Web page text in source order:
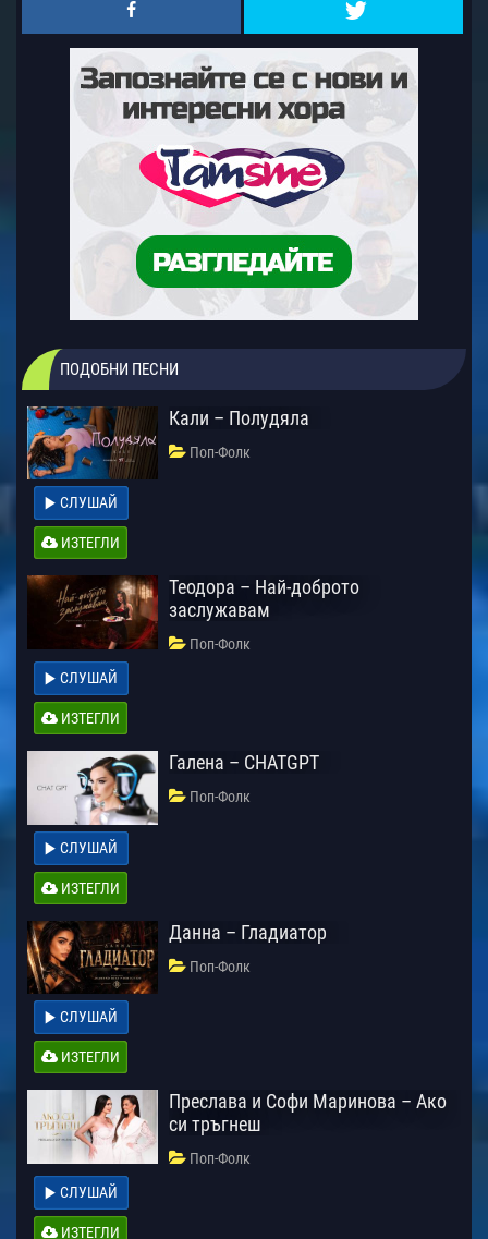
ПОДОБНИ ПЕСНИ
Кали – Полудяла
Поп-Фолк
СЛУШАЙ
ИЗТЕГЛИ
Теодора – Най-доброто
заслужавам
Поп-Фолк
СЛУШАЙ
ИЗТЕГЛИ
Галена – CHATGPT
Поп-Фолк
СЛУШАЙ
ИЗТЕГЛИ
Данна – Гладиатор
Поп-Фолк
СЛУШАЙ
ИЗТЕГЛИ
Преслава и Софи Маринова – Ако
си тръгнеш
Поп-Фолк
СЛУШАЙ
ИЗТЕГЛИ